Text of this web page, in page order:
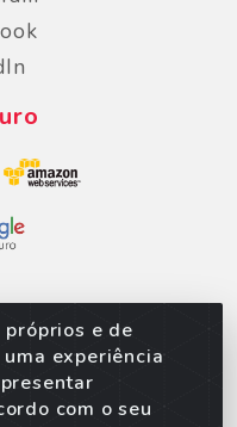
e de
experiência
com o seu
Lote 06, São
– CEP 78152-135 -
0010-24